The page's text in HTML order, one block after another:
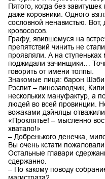
Пятого, когда без
даже коровники. Одного
сословной ненавистью. Вот,
кровососов.
Графу, явившемуся на
препятствий чинить не
проявляли. А на
поджидали зачинщики…
говорить от имени толпы.
Знакомые лица: барон Шэби
Рэспит – винозаводчик,
нескольких мануфактур, а
людей во всей провинции.
вожаками дэйнлцы
«Проклятье! – мысленно
хватало!»
– Добренького денечка,
Вы очень кстати
Остальные главари
сдержанно.
– По какому поводу